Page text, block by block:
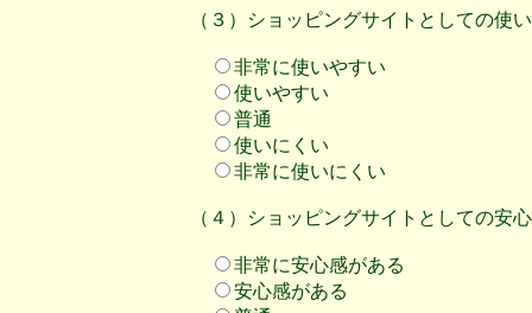
（３）ショッピングサイトとしての使
非常に使いやすい
使いやすい
普通
使いにくい
非常に使いにくい
（４）ショッピングサイトとしての安
非常に安心感がある
安心感がある